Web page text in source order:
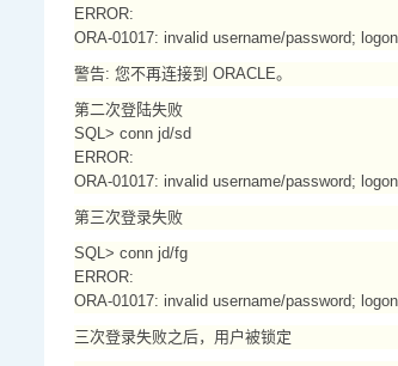
ERROR:
ORA-01017: invalid username/password;
警告: 您不再连接到 ORACLE。
第二次登陆失败
SQL> conn jd/sd
ERROR:
ORA-01017: invalid username/password;
第三次登录失败
SQL> conn jd/fg
ERROR:
ORA-01017: invalid username/password;
三次登录失败之后，用户被锁定